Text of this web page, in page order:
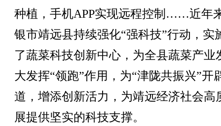
种植，手机APP实现远程控制……近年
银市靖远县持续强化“强科技”行动，实
了蔬菜科技创新中心，为全县蔬菜产业
大发挥“领跑”作用，为“津陇共振兴”开
道，增添创新活力，为靖远经济社会高
展提供坚实的科技支撑。